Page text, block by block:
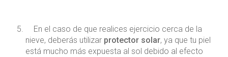
En el caso de que realices ejercicio cerca de la
nieve, deberás utilizar protector solar, ya que tu piel
está mucho más expuesta al sol debido al efecto